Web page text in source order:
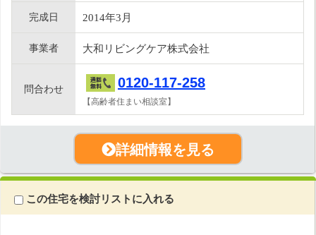
完成日 2014年3月
事業者 大和リビングケア株式会社
問合わせ 0120-117-258
【高齢者住まい相談室】
詳細情報を見る
この住宅を検討リストに入れる